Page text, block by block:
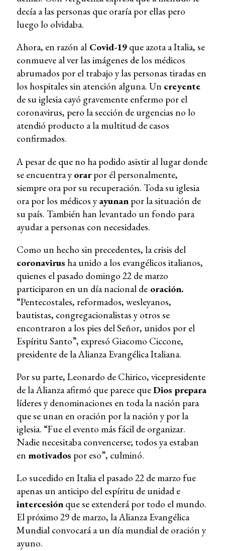
decía a las personas que oraría por ellas pero
luego lo olvidaba.
Ahora, en razón alCovid-19que azota a Italia, se
conmueve al ver las imágenes de los médicos
abrumados por el trabajo y las personas tiradas en
los hospitales sin atención alguna. Un creyente
de su iglesia cayó gravemente enfermo por el
coronavirus, pero la sección de urgencias no lo
atendió producto a la multitud de casos
confirmados.
A pesar de que no ha podido asistir al lugar donde
se encuentra y orarpor él personalmente,
siempre ora por su recuperación. Toda su iglesia
ora por los médicos y ayunanpor la situación de
su país. También han levantado un fondo para
ayudar a personas con necesidades.
Como un hecho sin precedentes, la crisis del
coronavirus ha unido a los evangélicos italianos,
quienes el pasado domingo 22 de marzo
participaron en un día nacional deoración.
“Pentecostales, reformados, wesleyanos,
bautistas, congregacionalistas y otros se
encontraron a los pies del Señor, unidos por el
Espíritu Santo”, expresó Giacomo Ciccone,
presidente de la Alianza Evangélica Italiana.
Por su parte, Leonardo de Chirico, vicepresidente
de la Alianza afirmó que parece queDios prepara
líderes y denominaciones en toda la nación para
que se unan en oración por la nación y por la
iglesia. “Fue el evento más fácil de organizar.
Nadie necesitaba convencerse; todos ya estaban
en motivados por eso”, culminó.
Lo sucedido en Italia el pasado 22 de marzo fue
apenas un anticipo del espíritu de unidad e
intercesiónque se extenderá por todo el mundo.
El próximo 29 de marzo, la Alianza Evangélica
Mundial convocará a un día mundial de oración y
ayuno.